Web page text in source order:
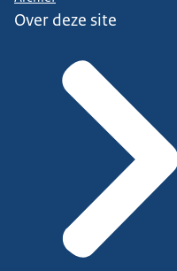
Over deze site